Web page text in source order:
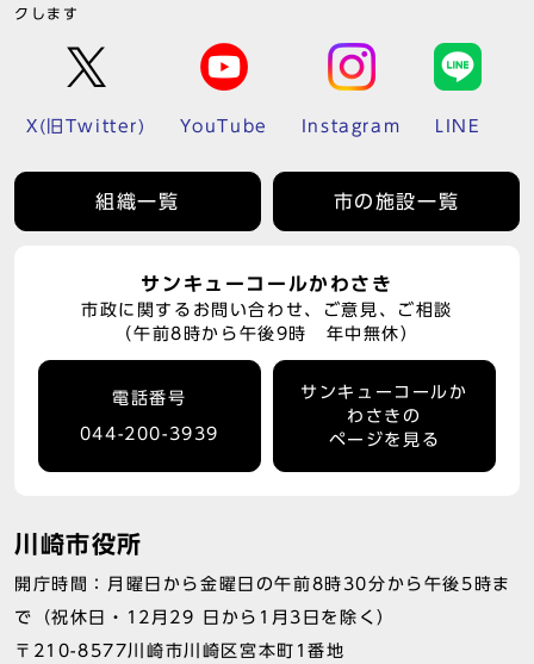
クします
X(旧Twitter) YouTube Instagram LINE
組織一覧 市の施設一覧
サンキューコールかわさき
市政に関するお問い合わせ、ご意見、ご相談
（午前8時から午後9時 年中無休）
電話番号
044-200-3939
サンキューコールか
わさきの
ページを見る
川崎市役所
開庁時間：月曜日から金曜日の午前8時30分から午後5時ま
で（祝休日・12月29 日から1月3日を除く）
〒210-8577川崎市川崎区宮本町1番地